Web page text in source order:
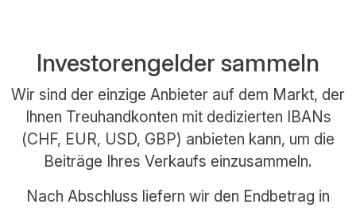
Investorengelder sammeln
Wir sind der einzige Anbieter auf dem Markt, der
Ihnen Treuhandkonten mit dedizierten IBANs
(CHF, EUR, USD, GBP) anbieten kann, um die
Beiträge Ihres Verkaufs einzusammeln.
Nach Abschluss liefern wir den Endbetrag in